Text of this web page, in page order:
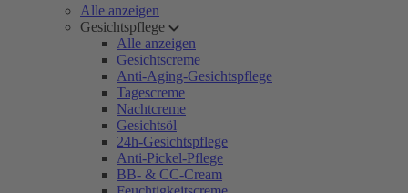
Alle anzeigen
Gesichtspflege
Alle anzeigen
Gesichtscreme
Anti-Aging-Gesichtspflege
Tagescreme
Nachtcreme
Gesichtsöl
24h-Gesichtspflege
Anti-Pickel-Pflege
BB- & CC-Cream